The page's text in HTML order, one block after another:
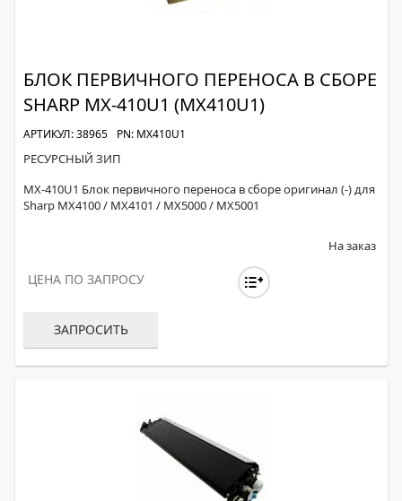
БЛОК ПЕРВИЧНОГО ПЕРЕНОСА В СБОРЕ
SHARP MX-410U1 (MX410U1)
АРТИКУЛ: 38965 PN: MX410U1
РЕСУРСНЫЙ ЗИП
MX-410U1 Блок первичного переноса в сборе оригинал (-) для
Sharp MX4100 / MX4101 / MX5000 / MX5001
На заказ
ЦЕНА ПО ЗАПРОСУ
ЗАПРОСИТЬ